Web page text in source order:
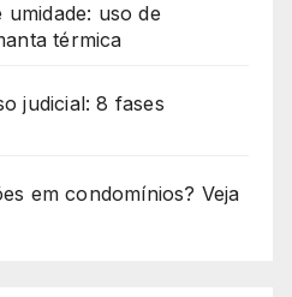
uso de
térmica
judicial: 8 fases
em condomínios? Veja